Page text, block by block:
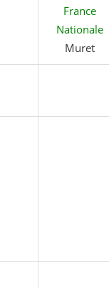
France
Nationale
Muret